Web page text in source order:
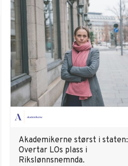
Akademikerne størst i staten:
Overtar LOs plass i
Rikslønnsnemnda.